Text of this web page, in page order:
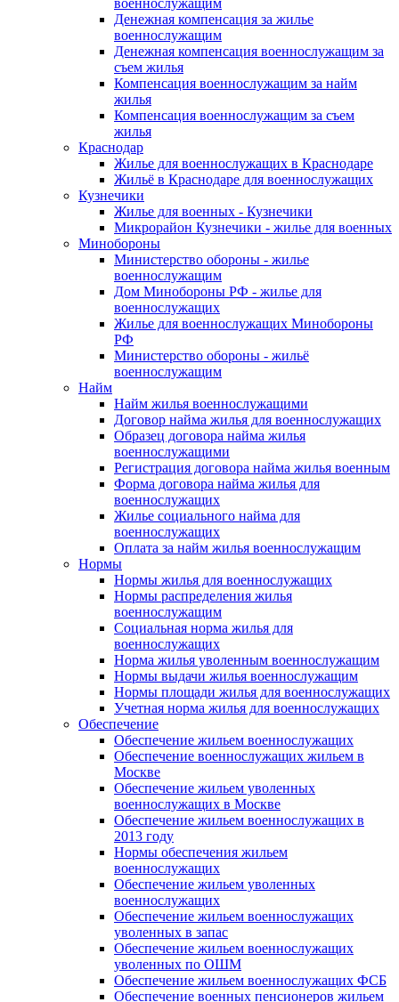
военнослужащим
Денежная компенсация за жилье
военнослужащим
Денежная компенсация военнослужащим за
съем жилья
Компенсация военнослужащим за найм
жилья
Компенсация военнослужащим за съем
жилья
Краснодар
Жилье для военнослужащих в Краснодаре
Жильё в Краснодаре для военнослужащих
Кузнечики
Жилье для военных - Кузнечики
Микрорайон Кузнечики - жилье для военных
Минобороны
Министерство обороны - жилье
военнослужащим
Дом Минобороны РФ - жилье для
военнослужащих
Жилье для военнослужащих Минобороны
РФ
Министерство обороны - жильё
военнослужащим
Найм
Найм жилья военнослужащими
Договор найма жилья для военнослужащих
Образец договора найма жилья
военнослужащими
Регистрация договора найма жилья военным
Форма договора найма жилья для
военнослужащих
Жилье социального найма для
военнослужащих
Оплата за найм жилья военнослужащим
Нормы
Нормы жилья для военнослужащих
Нормы распределения жилья
военнослужащим
Социальная норма жилья для
военнослужащих
Норма жилья уволенным военнослужащим
Нормы выдачи жилья военнослужащим
Нормы площади жилья для военнослужащих
Учетная норма жилья для военнослужащих
Обеспечение
Обеспечение жильем военнослужащих
Обеспечение военнослужащих жильем в
Москве
Обеспечение жильем уволенных
военнослужащих в Москве
Обеспечение жильем военнослужащих в
2013 году
Нормы обеспечения жильем
военнослужащих
Обеспечение жильем уволенных
военнослужащих
Обеспечение жильем военнослужащих
уволенных в запас
Обеспечение жильем военнослужащих
уволенных по ОШМ
Обеспечение жильем военнослужащих ФСБ
Обеспечение военных пенсионеров жильем